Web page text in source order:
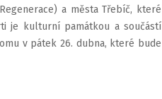
a města Třebíč, které
je kulturní památkou a součástí
v pátek 26. dubna, které bude